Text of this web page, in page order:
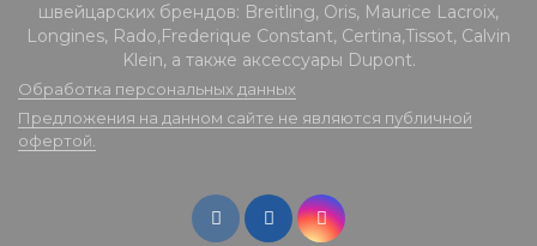
швейцарских брендов: Breitling, Oris, Maurice Lacroix,
Longines, Rado,Frederique Constant, Certina,Tissot, Calvin
Klein, а также аксессуары Dupont.
Обработка персональных данных
Предложения на данном сайте не являются публичной
офертой.